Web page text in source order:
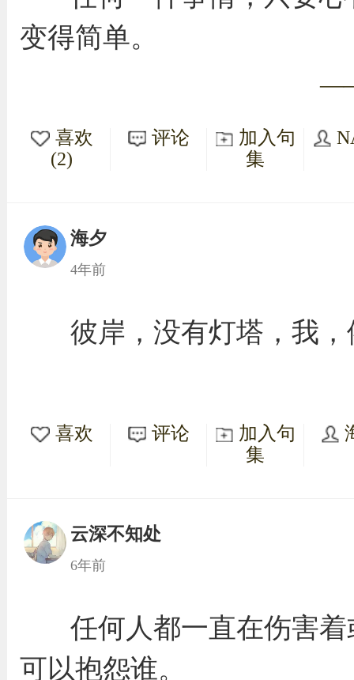
变得简单。
喜欢
(2)
评论
加入句
集
海夕
4年前
彼岸，没有灯塔，我
喜欢 评论
加入句
集
云深不知处
6年前
任何人都一直在伤害
可以抱怨谁。